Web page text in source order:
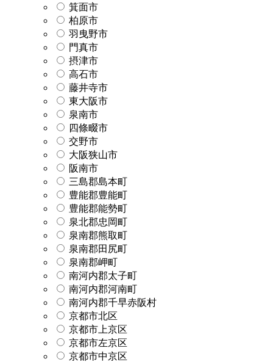
箕面市
柏原市
羽曳野市
門真市
摂津市
高石市
藤井寺市
東大阪市
泉南市
四條畷市
交野市
大阪狭山市
阪南市
三島郡島本町
豊能郡豊能町
豊能郡能勢町
泉北郡忠岡町
泉南郡熊取町
泉南郡田尻町
泉南郡岬町
南河内郡太子町
南河内郡河南町
南河内郡千早赤阪村
京都市北区
京都市上京区
京都市左京区
京都市中京区